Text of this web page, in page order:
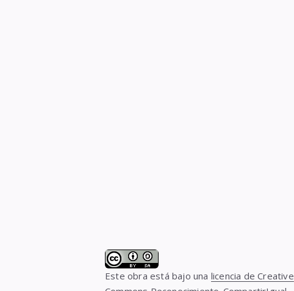
Este obra está bajo una licencia de Creative